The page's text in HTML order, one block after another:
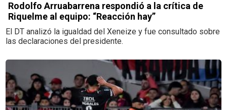
Rodolfo Arruabarrena respondió a la crítica de
Riquelme al equipo: “Reacción hay”
El DT analizó la igualdad del Xeneize y fue consultado sobre
las declaraciones del presidente.